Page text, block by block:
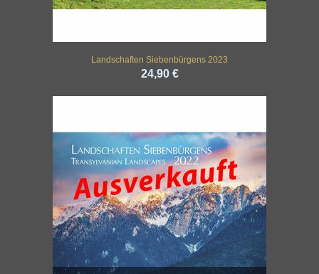
Landschaften Siebenbürgens 2023
24,90 €